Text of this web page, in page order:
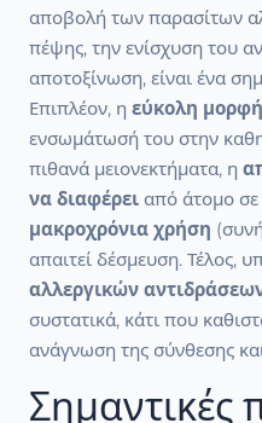
αποβολή των παρασίτων
πέψης, την ενίσχυση του
αποτοξίνωση, είναι ένα
Επιπλέον, η εύκολη
ενσωμάτωσή του στην
πιθανά μειονεκτήματα, η
να διαφέρει από άτομο σε
μακροχρόνια χρήση
απαιτεί δέσμευση. Τέλος,
αλλεργικών
συστατικά, κάτι που
ανάγνωση της σύνθεσης
Σημαντικές